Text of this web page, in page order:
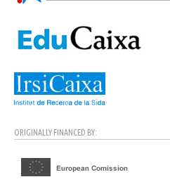
ORIGINALLY FINANCED BY: